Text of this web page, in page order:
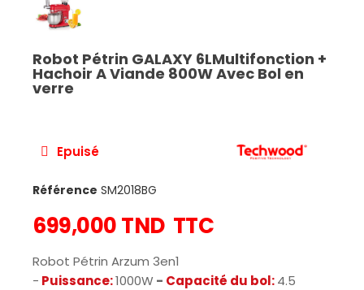
Robot Pétrin GALAXY 6LMultifonction +
Hachoir A Viande 800W Avec Bol en
verre
Epuisé
Référence SM2018BG
699,000 TND TTC
Robot Pétrin Arzum 3en1
- Puissance:1000W - Capacité du bol:4.5